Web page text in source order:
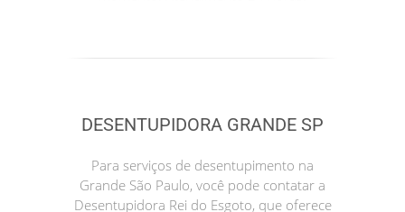
DESENTUPIDORA GRANDE SP
Para serviços de desentupimento na
Grande São Paulo, você pode contatar a
Desentupidora Rei do Esgoto, que oferece
Precisa de Ajuda?
São Paulo! Precisa de
ajuda?